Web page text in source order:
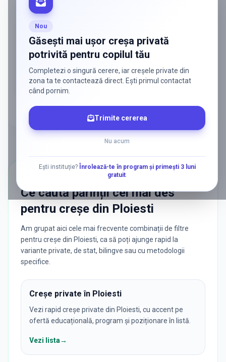
Nou
Găsești mai ușor creșa privată
potrivită pentru copilul tău
Completezi o singură cerere, iar creșele private din
zona ta te contactează direct. Ești primul contactat
când pornim.
Trimite cererea
Nu acum
Ești instituție?
Înrolează-te în program și primești 3 luni
gratuit.
ADS
cu familiile care au nevoie de ele — fără
reclamă generală, fără risipă.
Discută despre o colaborare
Ce caută părinții cel mai des
pentru creșe din Ploiesti
Am grupat aici cele mai frecvente combinații de filtre
pentru creșe din Ploiesti, ca să poți ajunge rapid la
variante private, de stat, bilingve sau cu metodologii
specifice.
Creșe private în Ploiesti
Vezi rapid creșe private din Ploiesti, cu accent pe
ofertă educațională, program și poziționare în listă.
Vezi lista→